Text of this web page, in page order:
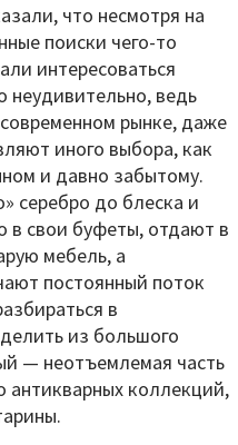
что несмотря на
поиски чего-то
интересоваться
неудивительно, ведь
рынке, даже
иного выбора, как
и давно забытому.
серебро до блеска и
в свои буфеты, отдают в
мебель, а
постоянный поток
в
из большого
— неотъемлемая часть
антикварных коллекций,